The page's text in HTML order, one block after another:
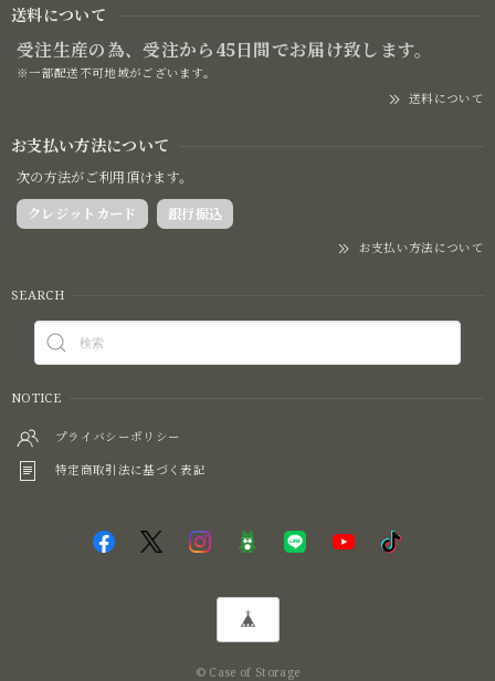
送料について
受注生産の為、受注から45日間でお届け致します。
※一部配送不可地域がございます。
送料について
お支払い方法について
次の方法がご利用頂けます。
クレジットカード
銀行振込
お支払い方法について
SEARCH
NOTICE
プライバシーポリシー
特定商取引法に基づく表記
© Case of Storage